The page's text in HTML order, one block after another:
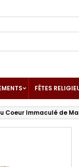
FÊTES
Coeur Immaculé de